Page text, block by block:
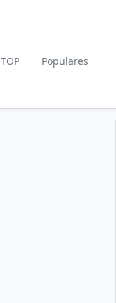
TOP Populares